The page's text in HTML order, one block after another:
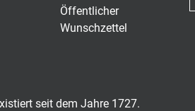
Öffentlicher
Wunschzettel
seit dem Jahre 1727.